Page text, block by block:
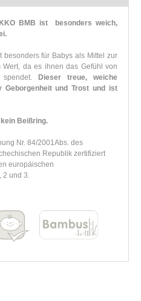
BMB ist besonders weich,
besonders für Babys als Mittel zur
Wert, da es ihnen das Gefühl von
spendet.
Dieser treue, weiche
Geborgenheit und Trost und ist
Beißring.
Nr. 84/2001Abs. des
Republik zertifiziert
europäischen
2 und 3.